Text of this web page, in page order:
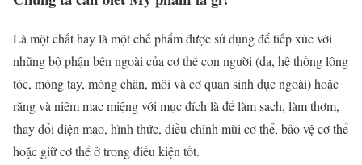
Là một chất hay là một chế phẩm được sử dụng để tiếp xúc với
những bộ phận bên ngoài của cơ thể con người (da, hệ thống lông
tóc, móng tay, móng chân, môi và cơ quan sinh dục ngoài) hoặc
răng và niêm mạc miệng với mục đích là để làm sạch, làm thơm,
thay đổi diện mạo, hình thức, điều chỉnh mùi cơ thể, bảo vệ cơ thể
hoặc giữ cơ thể ở trong điều kiện tốt.